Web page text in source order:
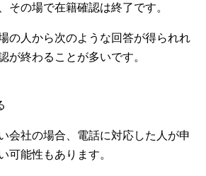
その場で在籍確認は終了です。
の人から次のような回答が得られれ
が終わることが多いです。
会社の場合、電話に対応した人が申
可能性もあります。